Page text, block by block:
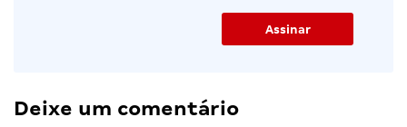
Deixe um comentário